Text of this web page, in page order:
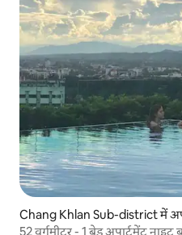
Chang Khlan Sub-district में
52 वर्गमीटर - 1 बेड अपार्टमेंट नाइट